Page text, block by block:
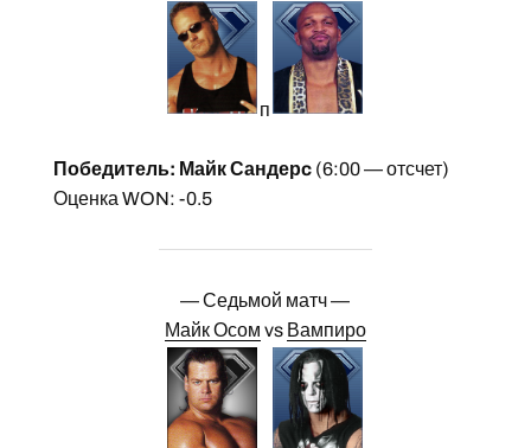
п
Победитель: Майк Сандерc(6:00 — отсчет)
Оценка WON: -0.5
— Седьмой матч —
Майк Осом vs Вампиро